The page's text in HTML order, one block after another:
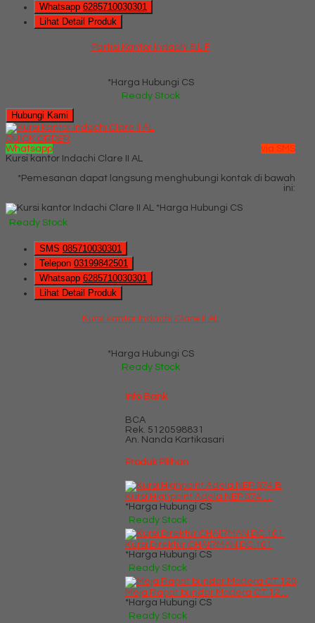
Whatsapp 6285710030301
Lihat Detail Produk
Partisi Kantor Indachi 8 L F
*Harga Hubungi CS
Ready Stock
Hubungi Kami
QUICK ORDER
Whatsapp
via SMS
Kursi kantor Indachi Clare II AL
*Pemesanan dapat langsung menghubungi kontak di bawah
ini:
*Harga Hubungi CS
Ready Stock
SMS 085710030301
Telepon 03199842501
Whatsapp 6285710030301
Lihat Detail Produk
Kursi kantor Indachi Clare II AL
*Harga Hubungi CS
Ready Stock
Info Bank
BCA
Rek. 5120598831
An. Nanda Kartikasari
Produk Pilihan
Kursi Highpoint Adela NEP 974 ....
*Harga Hubungi CS
Ready Stock
Kursi Direktur CHAIRMAN DC 101
*Harga Hubungi CS
Ready Stock
Meja Rapat bundar Modera CT 12....
*Harga Hubungi CS
Ready Stock